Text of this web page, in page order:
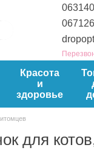
Красота
и
здоровье
для